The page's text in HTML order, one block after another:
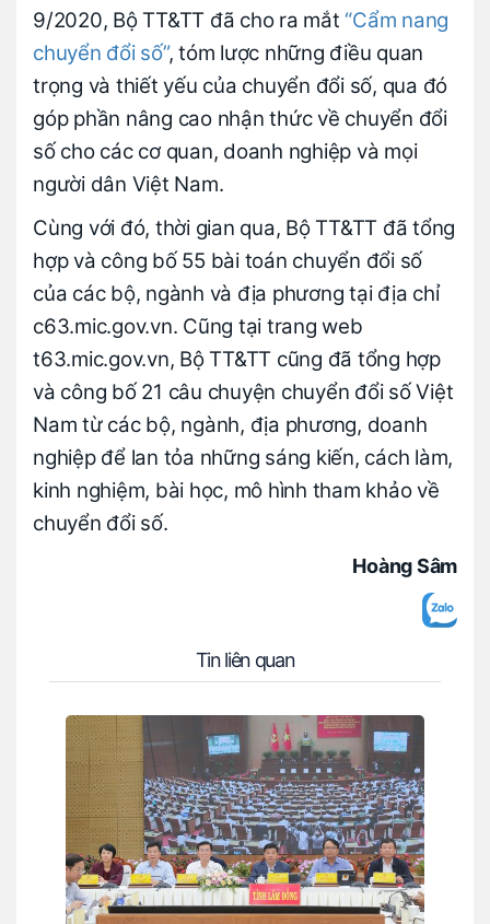
9/2020, Bộ TT&TT đã cho ra mắt “Cẩm nang
chuyển đổi số”, tóm lược những điều quan
trọng và thiết yếu của chuyển đổi số, qua đó
góp phần nâng cao nhận thức về chuyển đổi
số cho các cơ quan, doanh nghiệp và mọi
người dân Việt Nam.
Cùng với đó, thời gian qua, Bộ TT&TT đã tổng
hợp và công bố 55 bài toán chuyển đổi số
của các bộ, ngành và địa phương tại địa chỉ
c63.mic.gov.vn. Cũng tại trang web
t63.mic.gov.vn, Bộ TT&TT cũng đã tổng hợp
và công bố 21 câu chuyện chuyển đổi số Việt
Nam từ các bộ, ngành, địa phương, doanh
nghiệp để lan tỏa những sáng kiến, cách làm,
kinh nghiệm, bài học, mô hình tham khảo về
chuyển đổi số.
Hoàng Sâm
Tin liên quan